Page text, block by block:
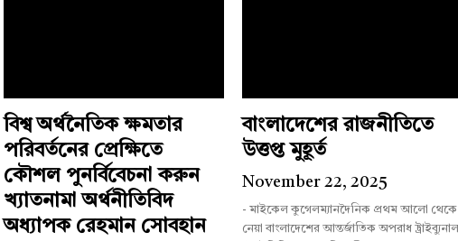
বিশ্ব অর্থনৈতিক ক্ষমতার
পরিবর্তনের প্রেক্ষিতে
কৌশল পুনর্বিবেচনা করুন
খ্যাতনামা অর্থনীতিবিদ
অধ্যাপক রেহমান সোবহান
বাংলাদেশের রাজনীতিতে
উত্তপ্ত মুহূর্ত
November 22, 2025
- মাইকেল কুগেলম্যানদৈনিক প্রথম আলো থেকে
নেয়া বাংলাদেশের আন্তর্জাতিক অপরাধ ট্রাইব্যুনাল